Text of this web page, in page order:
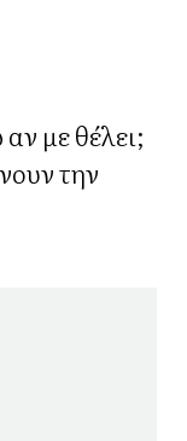
με θέλει;
την